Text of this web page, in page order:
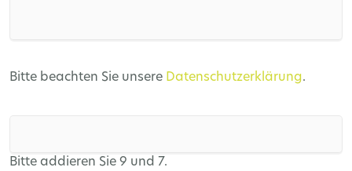
Bitte beachten Sie unsere Datenschutzerklärung.
Bitte addieren Sie 9 und 7.